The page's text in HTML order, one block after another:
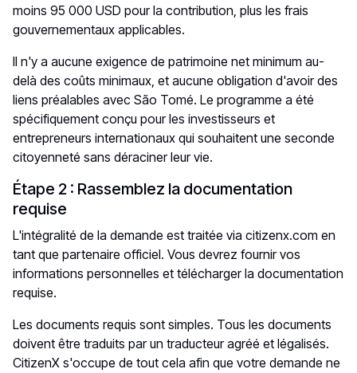
moins 95 000 USD pour la contribution, plus les frais
gouvernementaux applicables.
Il n'y a aucune exigence de patrimoine net minimum au-
delà des coûts minimaux, et aucune obligation d'avoir des
liens préalables avec São Tomé. Le programme a été
spécifiquement conçu pour les investisseurs et
entrepreneurs internationaux qui souhaitent une seconde
citoyenneté sans déraciner leur vie.
Étape 2 : Rassemblez la documentation
requise
L'intégralité de la demande est traitée via citizenx.com en
tant que partenaire officiel. Vous devrez fournir vos
informations personnelles et télécharger la documentation
requise.
Les documents requis sont simples. Tous les documents
doivent être traduits par un traducteur agréé et légalisés.
CitizenX s'occupe de tout cela afin que votre demande ne